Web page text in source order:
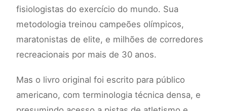
fisiologistas do exercício do mundo. Sua
metodologia treinou campeões olímpicos,
maratonistas de elite, e milhões de corredores
recreacionais por mais de 30 anos.
Mas o livro original foi escrito para público
americano, com terminologia técnica densa, e